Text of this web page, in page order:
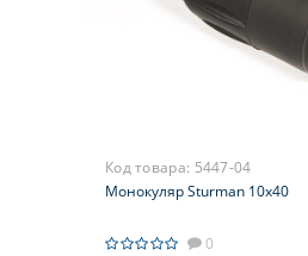
Код товара: 5447-04
Монокуляр Sturman 10x40
0